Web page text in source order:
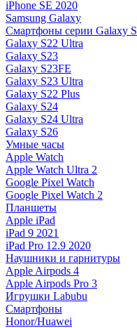
iPhone SE 2020
Samsung Galaxy
Смартфоны серии Galaxy S
Galaxy S22 Ultra
Galaxy S23
Galaxy S23FE
Galaxy S23 Ultra
Galaxy S22 Plus
Galaxy S24
Galaxy S24 Ultra
Galaxy S26
Умные часы
Apple Watch
Apple Watch Ultra 2
Google Pixel Watch
Google Pixel Watch 2
Планшеты
Apple iPad
iPad 9 2021
iPad Pro 12.9 2020
Наушники и гарнитуры
Apple Airpods 4
Apple Airpods Pro 3
Игрушки Labubu
Смартфоны
Honor/Huawei